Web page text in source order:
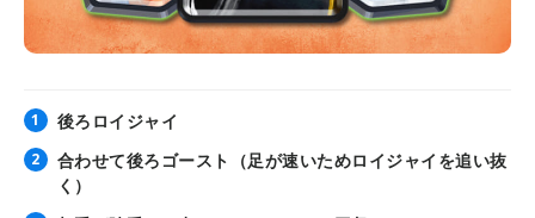
後ろロイジャイ
合わせて後ろゴースト（足が速いためロイジャイを追い抜
く）